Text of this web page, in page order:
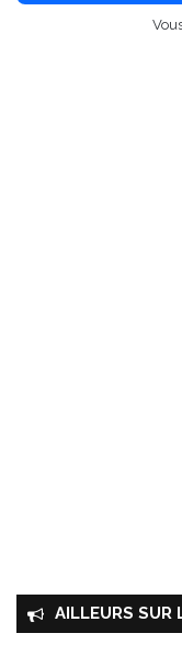
AILLEURS SUR